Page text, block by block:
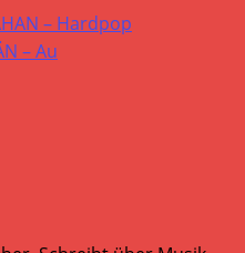
– Hardpop
– Au